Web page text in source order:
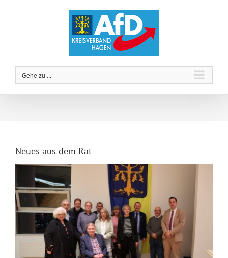
Gehe zu ...
Neues aus dem Rat